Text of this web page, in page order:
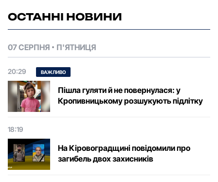
ОСТАННІ НОВИНИ
07 СЕРПНЯ П'ЯТНИЦЯ
20:29 ВАЖЛИВО
Пішла гуляти й не повернулася: у
Кропивницькому розшукують підлітку
18:19
На Кіровоградщині повідомили про
загибель двох захисників